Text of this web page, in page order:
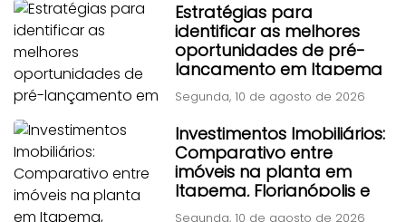
Estratégias para
identificar as melhores
oportunidades de pré-
lançamento em Itapema
Segunda, 10 de agosto de 2026
Investimentos Imobiliários:
Comparativo entre
imóveis na planta em
Itapema, Florianópolis e
Piçarras
Segunda, 10 de agosto de 2026